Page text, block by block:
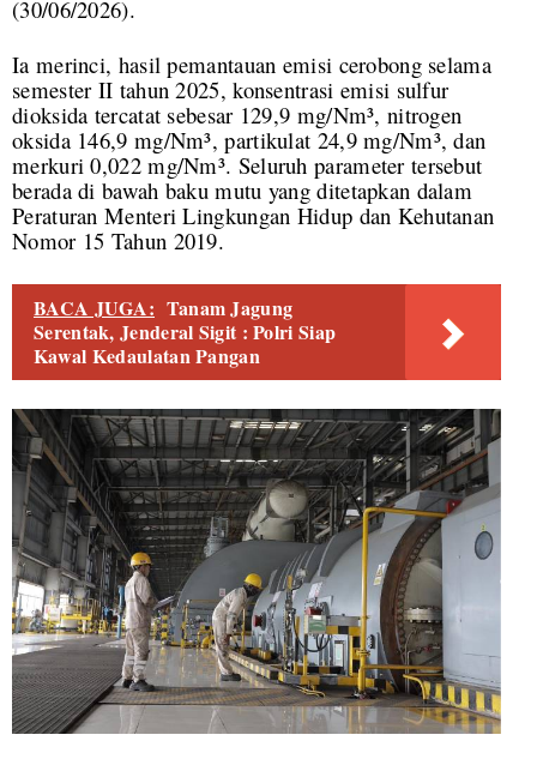
(30/06/2026).
Ia merinci, hasil pemantauan emisi cerobong selama
semester II tahun 2025, konsentrasi emisi sulfur
dioksida tercatat sebesar 129,9 mg/Nm³, nitrogen
oksida 146,9 mg/Nm³, partikulat 24,9 mg/Nm³, dan
merkuri 0,022 mg/Nm³. Seluruh parameter tersebut
berada di bawah baku mutu yang ditetapkan dalam
Peraturan Menteri Lingkungan Hidup dan Kehutanan
Nomor 15 Tahun 2019.
BACA JUGA: Tanam Jagung
Serentak, Jenderal Sigit : Polri Siap
Kawal Kedaulatan Pangan